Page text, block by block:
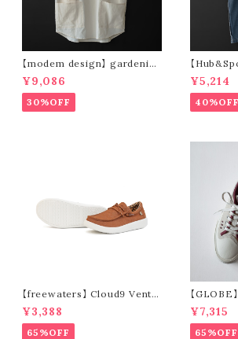
【modem design】 gardenin
g s/s shirt (sand)
¥9,086
30%OFF
【
t t-shirt
¥5,214
40%OFF
【freewaters】 Cloud9 Ventu
re - Lace Up (brown)
¥3,388
65%OFF
【
¥7,315
65%OFF